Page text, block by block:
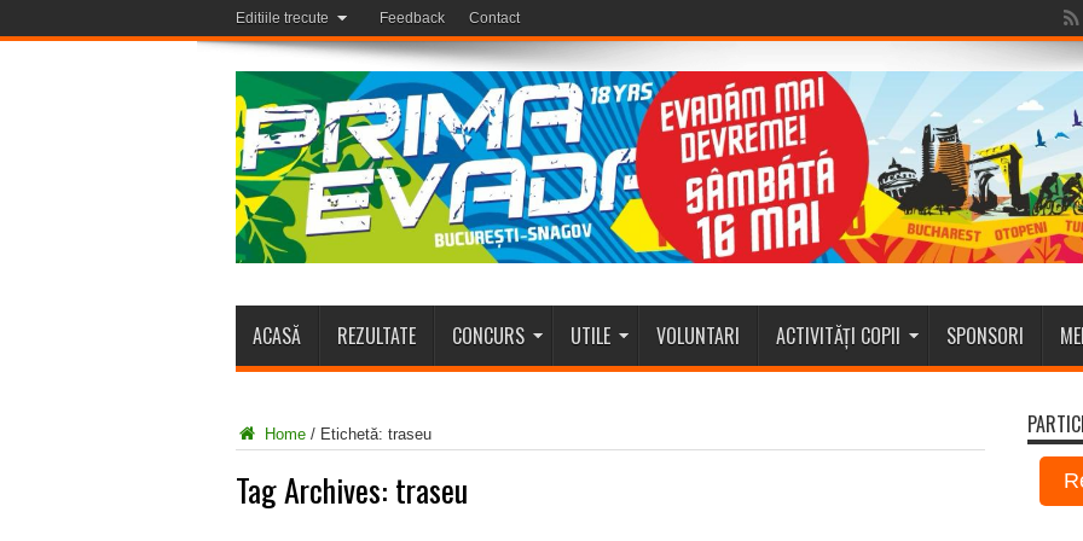
Editiile trecute Feedback Contact
ACASĂ REZULTATE CONCURS UTILE VOLUNTARI ACTIVITĂȚI COPII SPONSORI
Home / Etichetă: traseu
Tag Archives: traseu